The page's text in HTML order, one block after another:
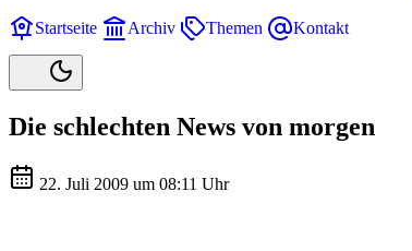
Startseite Archiv Themen Kontakt
Die schlechten News von morgen
22. Juli 2009 um 08:11 Uhr